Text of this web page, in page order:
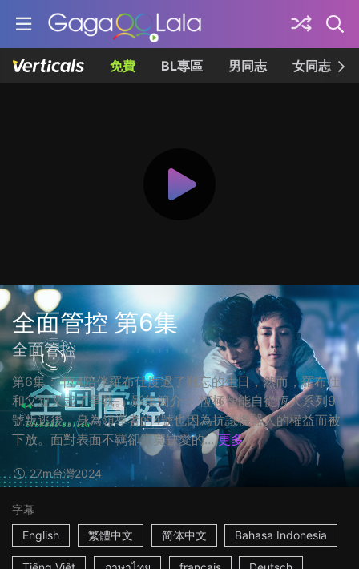
免費 BL專區 男同志 女同志
全面管控 第6集
全面管控
第6集： 恆4陪伴羅布仕度過了難忘的生日，然而，羅布仕
和父親又起了爭執。 影集簡介： 恆極智能自從恆人系列9
號叛逃後，身為領導者的4號也因為抗議機器人的權益而被
下放。面對表面不羈卻寂寞缺愛的... 更多
27m台灣2024
字幕
English
繁體中文 简体中文 Bahasa Indonesia